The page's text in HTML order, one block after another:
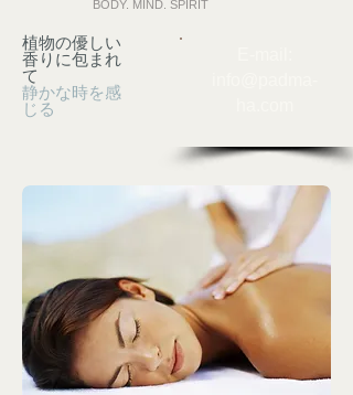
BODY. MIND. SPIRIT
植物の優しい
香りに包まれ
て
静かな時を感
じる